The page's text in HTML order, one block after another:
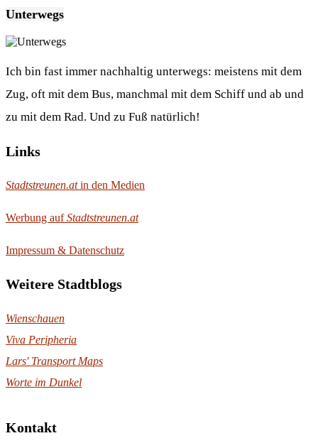
Unterwegs
Ich bin fast immer nachhaltig unterwegs: meistens mit dem
Zug, oft mit dem Bus, manchmal mit dem Schiff und ab und
zu mit dem Rad. Und zu Fuß natürlich!
Links
Stadtstreunen.atin den Medien
Werbung aufStadtstreunen.at
Impressum & Datenschutz
Weitere Stadtblogs
Wienschauen
Viva Peripheria
Lars' Transport Maps
Worte im Dunkel
Kontakt